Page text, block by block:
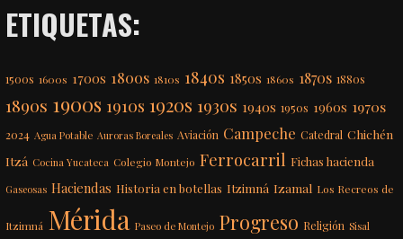
ETIQUETAS:
1500s 1600s 1700s 1800s 1810s 1840s 1850s 1860s 1870s 1880s
1890s 1900s 1910s 1920s 1930s 1940s 1950s 1960s 1970s
2024 Agua Potable Auroras Boreales Aviación Campeche Catedral Chichén
Itzá Cocina Yucateca Colegio Montejo Ferrocarril Fichas hacienda
Gaseosas Haciendas Historia en botellas Itzimná Izamal Los Recreos de
Itzimná Mérida Paseo de Montejo Progreso Religión Sisal